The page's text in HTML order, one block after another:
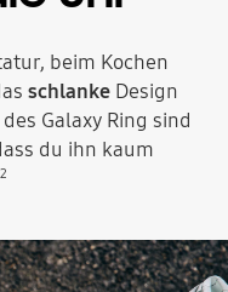
beim Kochen
schlankeDesign
Galaxy Ring sind
du ihn kaum
2